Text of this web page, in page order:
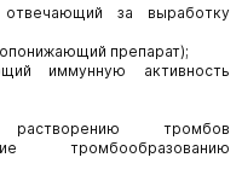
отвечающий за выработку
препарат);
иммунную активность
тромбов
тромбообразованию